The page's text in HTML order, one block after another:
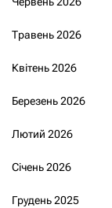
Травень 2026
Квітень 2026
Березень 2026
Лютий 2026
Січень 2026
Грудень 2025